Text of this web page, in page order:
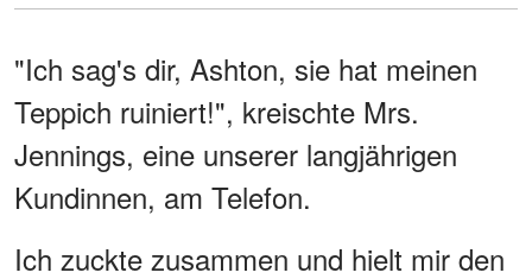
"Ich sag's dir, Ashton, sie hat meinen
Teppich ruiniert!", kreischte Mrs.
Jennings, eine unserer langjährigen
Kundinnen, am Telefon.
Ich zuckte zusammen und hielt mir den